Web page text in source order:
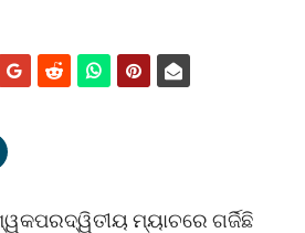
ମ୍ୟାଚରେ ଗର୍ଜିଛି